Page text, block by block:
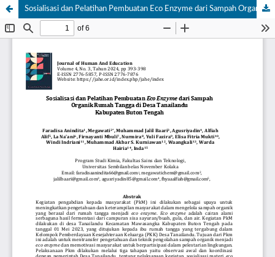
Sosialisasi dan Pelatihan Pembuatan Eco Enzyme dari Sampah Organik Rumah Tangga di Desa Tanailandu, Kabupaten Buton Tengah